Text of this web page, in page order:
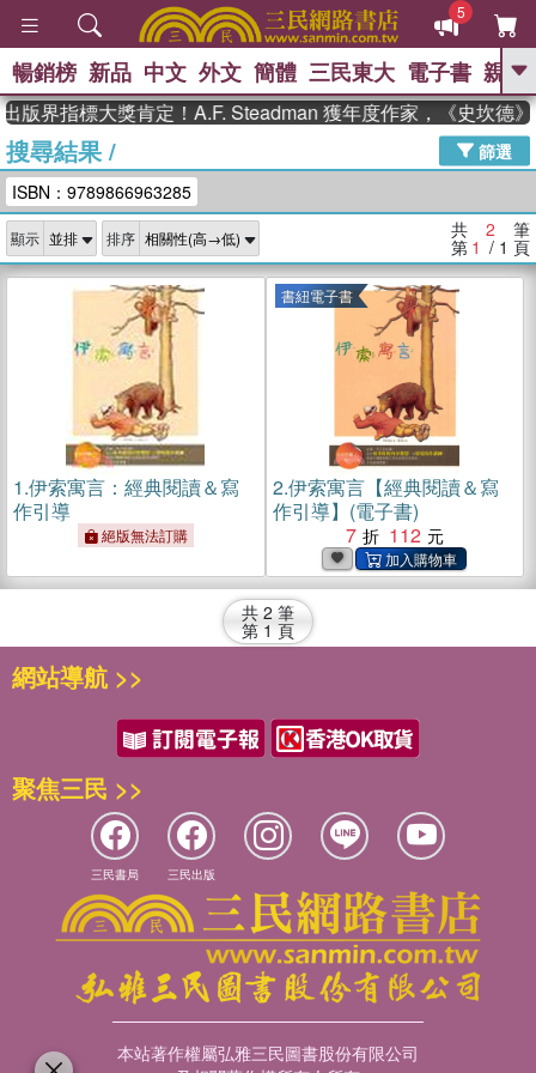
5
GO
高希均教授回憶錄
、 The Odyssey 、 父親節 、 如果歷
獎 臺灣漫遊錄 、 方念華 、 台灣的李
登輝時代
數學女孩：黎曼猜想 、
偉大的迷走神經
暢銷榜 新品 中文 外文 簡體 三民東大 電子書 親子
版界指標大獎肯定！A.F. Steadman 獲年度作家，《史坎德
搜尋結果/
篩選
ISBN：9789866963285
顯示 排序 共 2 筆
第 1 / 1 頁
1.伊索寓言：經典閱讀＆寫
作引導
絕版無法訂購
書紐電子書
2.伊索寓言【經典閱讀＆寫
作引導】(電子書)
7
112
共 2 筆
第 1 頁
網站導航 >>
聚焦三民 >>
三民書局 三民出版
本站著作權屬弘雅三民圖書股份有限公司